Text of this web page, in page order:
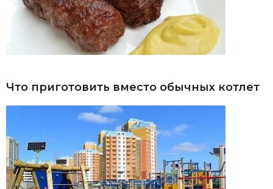
Что приготовить вместо обычных котлет